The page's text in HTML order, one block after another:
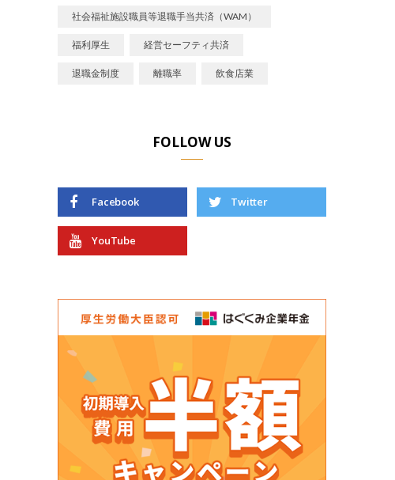
社会福祉施設職員等退職手当共済（WAM）
福利厚生 経営セーフティ共済
退職金制度 離職率 飲食店業
FOLLOW US
Facebook Twitter
YouTube